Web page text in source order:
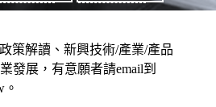
策解讀、新興技術/產業/產品
發展，有意願者請email到
。